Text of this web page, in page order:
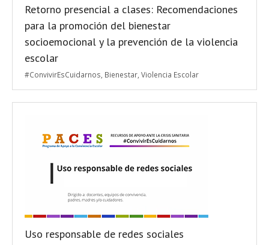
Retorno presencial a clases: Recomendaciones
para la promoción del bienestar
socioemocional y la prevención de la violencia
escolar
#ConvivirEsCuidarnos Bienestar Violencia Escolar
Uso responsable de redes sociales